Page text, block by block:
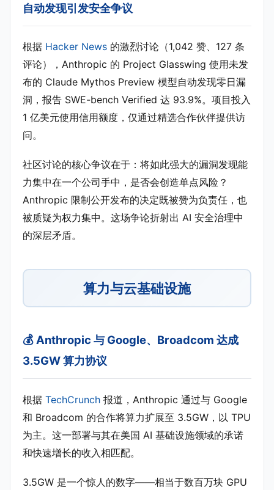
自动发现引发安全争议
根据 Hacker News 的激烈讨论（1,042 赞、127 条
评论），Anthropic 的 Project Glasswing 使用未发
布的 Claude Mythos Preview 模型自动发现零日漏
洞，报告 SWE-bench Verified 达 93.9%。项目投入
1 亿美元使用信用额度，仅通过精选合作伙伴提供访
问。
社区讨论的核心争议在于：将如此强大的漏洞发现能
力集中在一个公司手中，是否会创造单点风险？
Anthropic 限制公开发布的决定既被赞为负责任，也
被质疑为权力集中。这场争论折射出 AI 安全治理中
的深层矛盾。
算力与云基础设施
💰 Anthropic 与 Google、Broadcom 达成
3.5GW 算力协议
根据 TechCrunch 报道，Anthropic 通过与 Google
和 Broadcom 的合作将算力扩展至 3.5GW，以 TPU
为主。这一部署与其在美国 AI 基础设施领域的承诺
和快速增长的收入相匹配。
3.5GW 是一个惊人的数字——相当于数百万块 GPU